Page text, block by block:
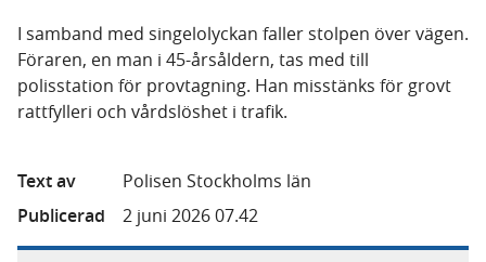
I samband med singelolyckan faller stolpen över vägen.
Föraren, en man i 45-årsåldern, tas med till
polisstation för provtagning. Han misstänks för grovt
rattfylleri och vårdslöshet i trafik.
Text av
Polisen Stockholms län
Publicerad
2 juni 2026 07.42